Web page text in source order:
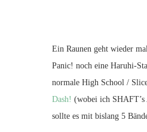
Ein Raunen geht wieder
Panic! noch eine Haruhi-
normale High School /
Dash! (wobei ich SHAFT’s
sollte es mit bislang 5